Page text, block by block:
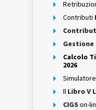
Contributi
Calcolo
2026
Il Libro V
CIGS on-